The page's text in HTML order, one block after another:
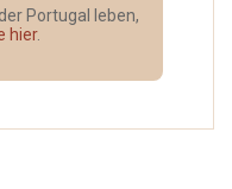
Portugal leben,
hier.